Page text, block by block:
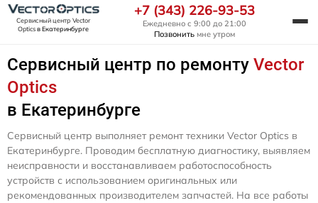
Сервисный центр Vector
Opticsв Екатеринбурге
+7 (343) 226-93-53
Ежедневно с 9:00 до 21:00
Позвонить мне утром
Сервисный центр по ремонту Vector
Optics
в Екатеринбурге
Сервисный центр выполняет ремонт техники Vector Optics в
Екатеринбурге. Проводим бесплатную диагностику, выявляем
неисправности и восстанавливаем работоспособность
устройств с использованием оригинальных или
рекомендованных производителем запчастей. На все работы